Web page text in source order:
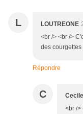
L LOUTREONE
<br /> <br />
des courgettes
Répondre
C Cecile
<br />